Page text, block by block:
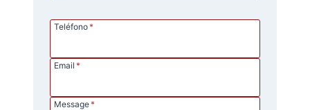
Teléfono*
Email *
Message*